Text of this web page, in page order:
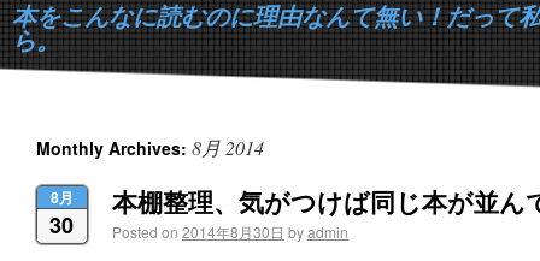
本をこんなに読むのに理由なんて無い！だって
ら。
Monthly Archives: 8月 2014
8月
30
本棚整理、気がつけば同じ本が並ん
Posted on 2014年8月30日 byadmin